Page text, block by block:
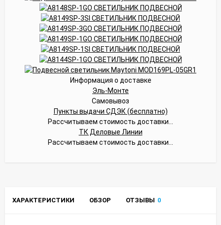
Информация о доставке
Эль-Монте
Самовывоз
Пункты выдачи СДЭК (бесплатно)
Рассчитываем стоимость доставки...
ТК Деловые Линии
Рассчитываем стоимость доставки...
ХАРАКТЕРИСТИКИ ОБЗОР ОТЗЫВЫ 0